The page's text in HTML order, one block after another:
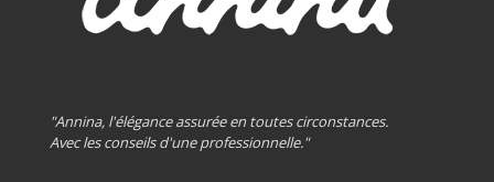
"Annina, l'élégance assurée en toutes circonstances.
Avec les conseils d'une professionnelle."